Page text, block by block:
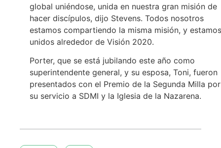
global uniéndose, unida en nuestra gran misión de
hacer discípulos, dijo Stevens. Todos nosotros
estamos compartiendo la misma misión, y estamos
unidos alrededor de Visión 2020.
Porter, que se está jubilando este año como
superintendente general, y su esposa, Toni, fueron
presentados con el Premio de la Segunda Milla por
su servicio a SDMI y la Iglesia de la Nazarena.